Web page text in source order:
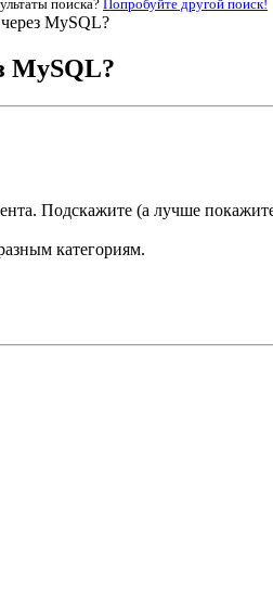
поиска?Попробуйте другой поиск!
MySQL?
MySQL?
Подскажите (а лучше
категориям.